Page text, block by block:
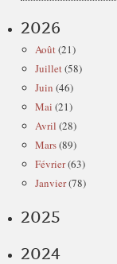
2026
Août(21)
Juillet(58)
Juin (46)
Mai (21)
Avril (28)
Mars(89)
Février(63)
Janvier(78)
2025
2024